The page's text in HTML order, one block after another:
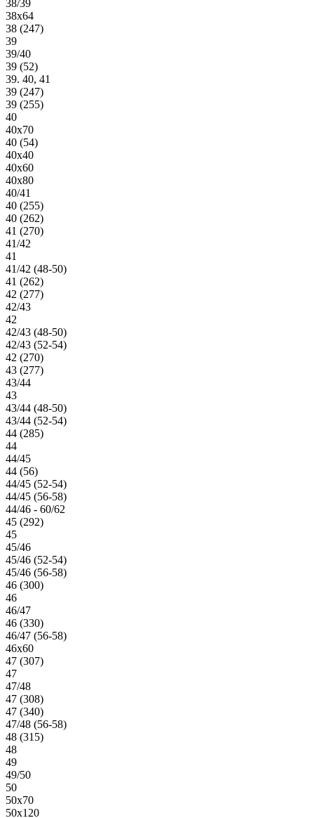
38/39
38х64
38 (247)
39
39/40
39 (52)
39. 40, 41
39 (247)
39 (255)
40
40х70
40 (54)
40х40
40х60
40х80
40/41
40 (255)
40 (262)
41 (270)
41/42
41
41/42 (48-50)
41 (262)
42 (277)
42/43
42
42/43 (48-50)
42/43 (52-54)
42 (270)
43 (277)
43/44
43
43/44 (48-50)
43/44 (52-54)
44 (285)
44
44/45
44 (56)
44/45 (52-54)
44/45 (56-58)
44/46 - 60/62
45 (292)
45
45/46
45/46 (52-54)
45/46 (56-58)
46 (300)
46
46/47
46 (330)
46/47 (56-58)
46х60
47 (307)
47
47/48
47 (308)
47 (340)
47/48 (56-58)
48 (315)
48
49
49/50
50
50х70
50х120